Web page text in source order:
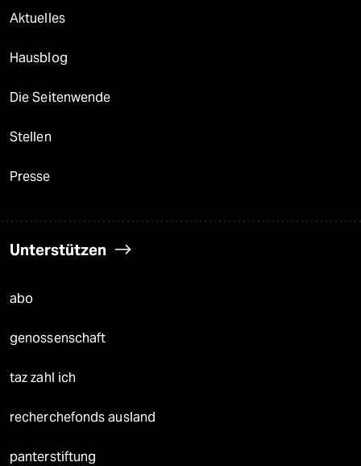
Aktuelles
Hausblog
Die Seitenwende
Stellen
Presse
Unterstützen
abo
genossenschaft
taz zahl ich
recherchefonds ausland
panterstiftung